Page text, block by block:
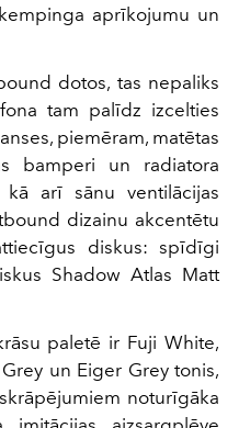
aprīkojumu un
dotos, tas nepaliks
tam palīdz izcelties
piemēram, matētas
bamperi un radiatora
arī sānu ventilācijas
dizainu akcentētu
diskus: spīdīgi
Shadow Atlas Matt
paletē ir Fuji White,
un Eiger Grey tonis,
noturīgāka